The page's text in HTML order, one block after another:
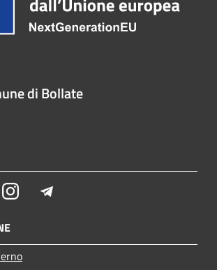
di Bollate
Instagram